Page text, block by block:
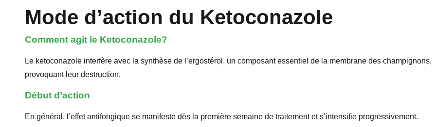
Mode d’action du Ketoconazole
Comment agit le Ketoconazole?
Le ketoconazole interfère avec la synthèse de l’ergostérol, un composant essentiel de la membrane des champignons,
provoquant leur destruction.
Début d’action
En général, l’effet antifongique se manifeste dès la première semaine de traitement et s’intensifie progressivement.